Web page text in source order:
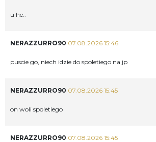
u he..
NERAZZURRO90 07.08.2026 15:46
puscie go, niech idzie do spoletiego na jp
NERAZZURRO90 07.08.2026 15:45
on woli spoletiego
NERAZZURRO90 07.08.2026 15:45